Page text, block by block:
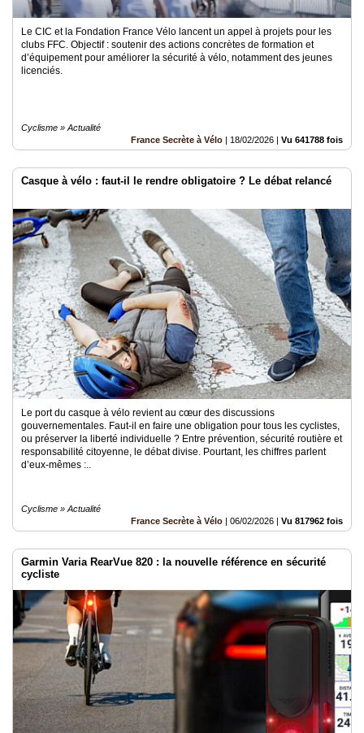
Le CIC et la Fondation France Vélo lancent un appel à projets pour les
clubs FFC. Objectif : soutenir des actions concrètes de formation et
d’équipement pour améliorer la sécurité à vélo, notamment des jeunes
licenciés.
Cyclisme » Actualité
France Secrète à Vélo | 18/02/2026 | Vu 641788 fois
Casque à vélo : faut-il le rendre obligatoire ? Le débat relancé
Le port du casque à vélo revient au cœur des discussions
gouvernementales. Faut-il en faire une obligation pour tous les cyclistes,
ou préserver la liberté individuelle ? Entre prévention, sécurité routière et
responsabilité citoyenne, le débat divise. Pourtant, les chiffres parlent
d’eux-mêmes :..
Cyclisme » Actualité
France Secrète à Vélo | 06/02/2026 | Vu 817962 fois
Garmin Varia RearVue 820 : la nouvelle référence en sécurité
cycliste